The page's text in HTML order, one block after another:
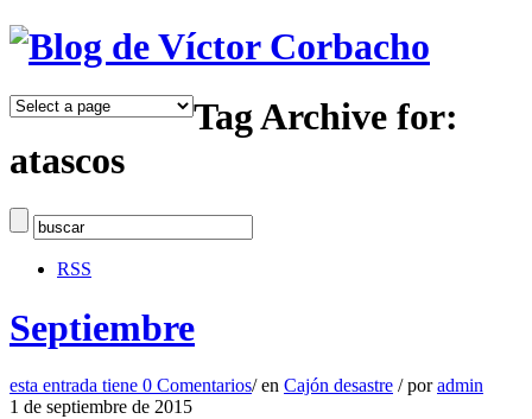
Tag Archive for:
atascos
RSS
Septiembre
esta entrada tiene 0 Comentarios/ en Cajón desastre / poradmin
1 de septiembre de 2015